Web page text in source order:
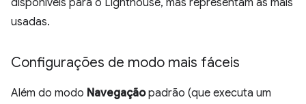
disponíveis para o Lighthouse, mas representam as mais
usadas.
Configurações de modo mais fáceis
Além do modo Navegaçãopadrão (que executa um